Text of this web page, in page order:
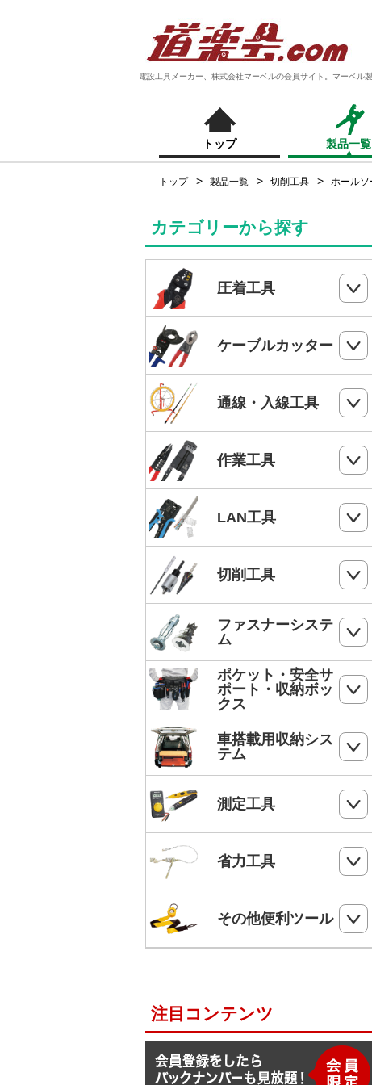
電設工具メーカー、株式会社マーベルの会員サイト。マーベル
トップ 製品一覧
トップ 製品一覧 切削工具 ホールソ
カテゴリーから探す
圧着工具
ハンドプレス
電気工事士技能試験工具セット
手動油圧圧着工具
MC4端子用圧着工具
フェルール端子 圧着工具
ケーブルカッター
ケーブルカッター
ワイヤーカッター
ハードカッター
通線・入線工具
スネークラインシリーズ
Jetラインシリーズ
通線収納ケース
ジョイントライン
スーパーカーボン
スーパースネーク
スーパーイエロー
バケットランナー
SHランナー
ケーブルキャッチャー
ケーブルグリップ
電線リール・ドラムローラー・ウイン
電動ウインチ用ロープ
スチールワイヤー
F1ライン
よび線グリップ
作業工具
切断・パンチ
ストリッパー
電工ペンチ
カッター
電工ナイフ
電工レンチ/ダクトレンチハンマー
電気工事用鋏
鋸
ペンチ
ドライバー
ドリルチャック・シャンクアダプター
ラチェットレンチ
ソケットレンチセット
モンキレンチ
LAN工具
モジュラー圧着工具
LANケーブルストリッパー
モジュラープラグ
モジュラープラグカバー
LANツールキット
パンチダウンツール
切削工具
ドリル
DPドリル
ホールソー
ステップドリル・テーパードリル
ホールソー・ステップドリルセット
油圧フリーパンチ
ビット
ー
ファスナーシステ
ム
コンクリート・ALC用プラグ
ボードリベッター
ボードプラグ
ビス
ケーブルタイ
圧着端子ミニパック
ポケット・安全サ
ポート・収納ボッ
クス
フルハーネス
柱上安全帯用ベルト
幅広柱上安全帯用ベルト
ワークポジショニング用連結ベルト
柱上安全帯用ランヤード
セフティロープ
後付ショルダーベルト
Shuttoシリーズ
車搭載用収納シス
テム
フロアーキャビネット
サイドラック
測定工具
検電器・配線チェッカー
メジャー
省力工具
ベルトスリング
その他便利ツール
脚立ソックス
サビ取りスプレー
注目コンテンツ